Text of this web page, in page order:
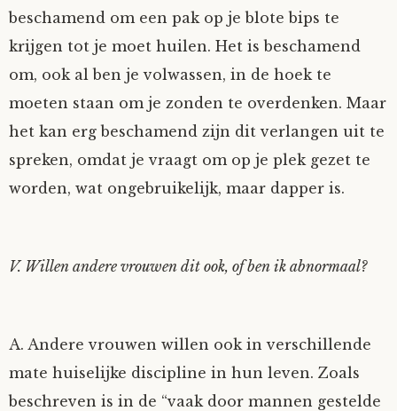
beschamend om een pak op je blote bips te
krijgen tot je moet huilen. Het is beschamend
om, ook al ben je volwassen, in de hoek te
moeten staan om je zonden te overdenken. Maar
het kan erg beschamend zijn dit verlangen uit te
spreken, omdat je vraagt om op je plek gezet te
worden, wat ongebruikelijk, maar dapper is.
V. Willen andere vrouwen dit ook, of ben ik abnormaal?
A. Andere vrouwen willen ook in verschillende
mate huiselijke discipline in hun leven. Zoals
beschreven is in de “vaak door mannen gestelde